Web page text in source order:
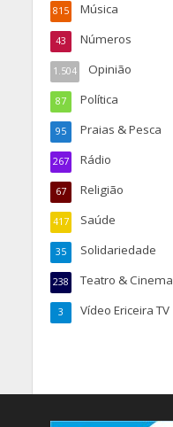
Música
815
Números
43
Opinião
1.504
Política
87
Praias & Pesca
95
Rádio
267
Religião
67
Saúde
417
Solidariedade
35
Teatro & Cinema
238
Vídeo Ericeira TV
3